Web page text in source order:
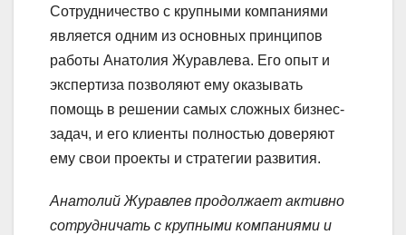
Сотрудничество с крупными компаниями
является одним из основных принципов
работы Анатолия Журавлева. Его опыт и
экспертиза позволяют ему оказывать
помощь в решении самых сложных бизнес-
задач, и его клиенты полностью доверяют
ему свои проекты и стратегии развития.
Анатолий Журавлев продолжает активно
сотрудничать с крупными компаниями и